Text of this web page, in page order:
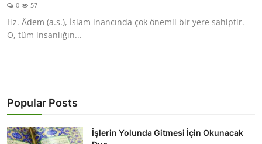
DUALAR
KİMDİR?
KISSADAN HİSSE
DİNİ BİLGİLER
0 57
Hz. Âdem (a.s.), İslam inancında çok önemli bir yere sahiptir.
O, tüm insanlığın...
Popular Posts
İşlerin Yolunda Gitmesi İçin Okunacak